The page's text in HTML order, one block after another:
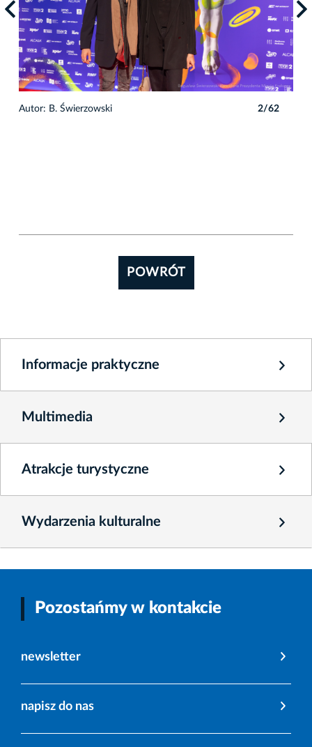
Autor: B. Świerzowski 2/62
POWRÓT
Informacje praktyczne
Multimedia
Atrakcje turystyczne
Wydarzenia kulturalne
Pozostańmy w kontakcie
newsletter
napisz do nas